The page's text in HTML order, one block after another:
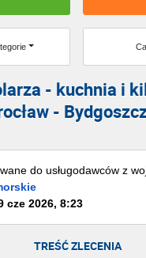
- kuchnia i
-
do usługodawców z
cze 2026, 8:23
TREŚĆ ZLECENIA